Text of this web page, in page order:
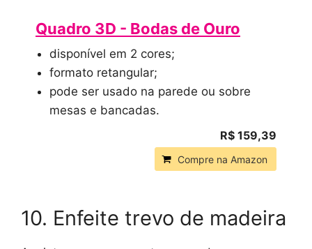
Quadro 3D - Bodas de Ouro
disponível em 2 cores;
formato retangular;
pode ser usado na parede ou sobre
mesas e bancadas.
R$ 159,39
Compre na Amazon
10. Enfeite trevo de madeira